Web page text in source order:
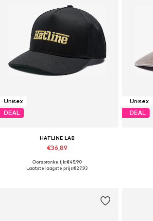
Unisex
DEAL
HATLINE LAB
€36,89
Beschikbare maten: 55-60
Oorspronkelijk: €45,90
Laatste laagste prijs:€27,93
Unisex
DEAL